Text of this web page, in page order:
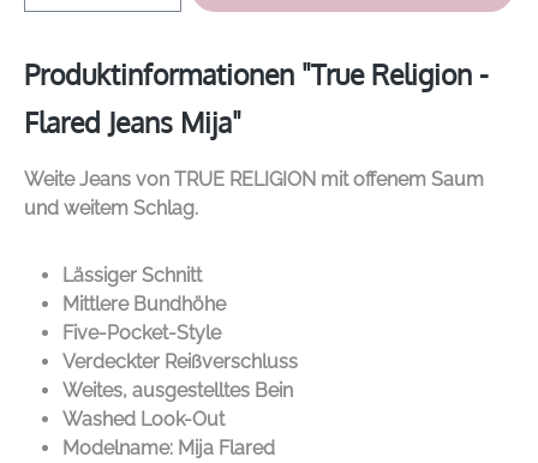
Produktinformationen "True Religion -
Flared Jeans Mija"
Weite Jeans von TRUE RELIGION mit offenem Saum
und weitem Schlag.
Lässiger Schnitt
Mittlere Bundhöhe
Five-Pocket-Style
Verdeckter Reißverschluss
Weites, ausgestelltes Bein
Washed Look-Out
Modelname: Mija Flared